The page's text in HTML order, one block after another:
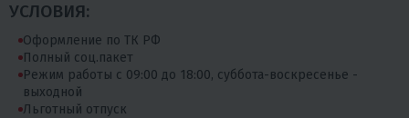
УСЛОВИЯ:
Оформление по ТК РФ
Полный соц.пакет
Режим работы с 09:00 до 18:00, суббота-воскресенье -
выходной
Льготный отпуск